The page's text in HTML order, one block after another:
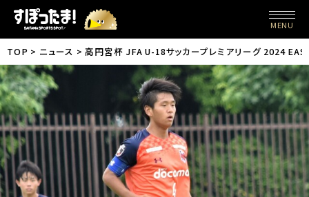
MENU
TOP ニュース 高円宮杯 JFA U-18サッカープレミアリーグ 2024